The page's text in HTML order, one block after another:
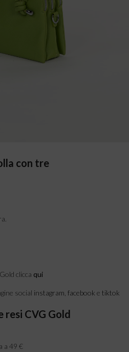
con tre
clicca qui
social instagram facebook e tiktok
resi CVG Gold
a 49 €